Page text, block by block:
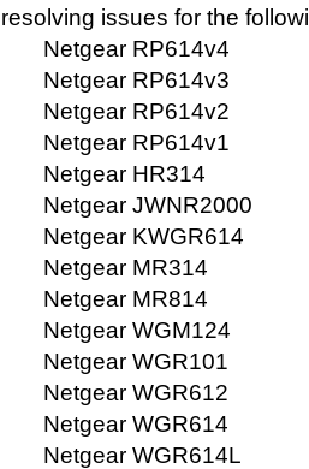
resolving issues for the
Netgear RP614v4
Netgear RP614v3
Netgear RP614v2
Netgear RP614v1
Netgear HR314
Netgear JWNR2000
Netgear KWGR614
Netgear MR314
Netgear MR814
Netgear WGM124
Netgear WGR101
Netgear WGR612
Netgear WGR614
Netgear WGR614L